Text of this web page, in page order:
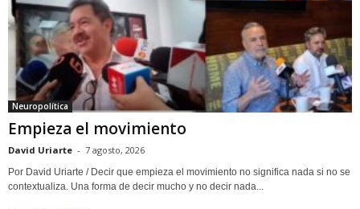
Neuropolítica
Empieza el movimiento
David Uriarte - 7 agosto, 2026
Por David Uriarte / Decir que empieza el movimiento no significa nada si no se
contextualiza. Una forma de decir mucho y no decir nada...